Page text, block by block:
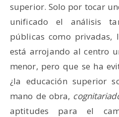
superior. Solo por tocar
unificado el análisis
públicas como privadas,
está arrojando al centro
menor, pero que se ha
¿la educación superior
mano de obra,
aptitudes para el